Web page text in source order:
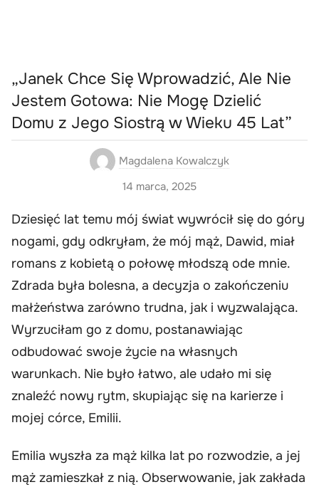
„Janek Chce Się Wprowadzić, Ale Nie
Jestem Gotowa: Nie Mogę Dzielić
Domu z Jego Siostrą w Wieku 45 Lat”
Magdalena Kowalczyk
14 marca, 2025
Dziesięć lat temu mój świat wywrócił się do góry
nogami, gdy odkryłam, że mój mąż, Dawid, miał
romans z kobietą o połowę młodszą ode mnie.
Zdrada była bolesna, a decyzja o zakończeniu
małżeństwa zarówno trudna, jak i wyzwalająca.
Wyrzuciłam go z domu, postanawiając
odbudować swoje życie na własnych
warunkach. Nie było łatwo, ale udało mi się
znaleźć nowy rytm, skupiając się na karierze i
mojej córce, Emilii.
Emilia wyszła za mąż kilka lat po rozwodzie, a jej
mąż zamieszkał z nią. Obserwowanie, jak zakłada